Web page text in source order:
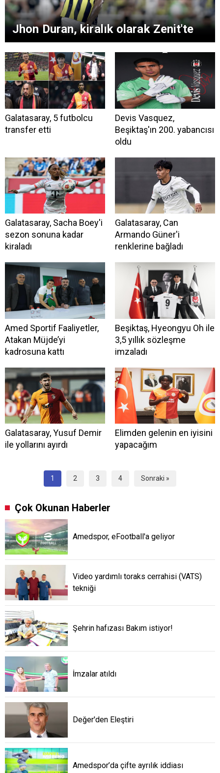
Jhon Duran, kiralık olarak Zenit'te
Galatasaray, 5 futbolcu
transfer etti
Devis Vasquez,
Beşiktaş'ın 200. yabancısı
oldu
Galatasaray, Sacha Boey'i
sezon sonuna kadar
kiraladı
Galatasaray, Can
Armando Güner'i
renklerine bağladı
Amed Sportif Faaliyetler,
Atakan Müjde’yi
kadrosuna kattı
Beşiktaş, Hyeongyu Oh ile
3,5 yıllık sözleşme
imzaladı
Galatasaray, Yusuf Demir
ile yollarını ayırdı
Elimden gelenin en iyisini
yapacağım
1 2 3 4 Sonraki »
Çok Okunan Haberler
Amedspor, eFootball'a geliyor
Video yardımlı toraks cerrahisi (VATS)
tekniği
Şehrin hafızası Bakım istiyor!
İmzalar atıldı
Değer'den Eleştiri
Amedspor’da çifte ayrılık iddiası